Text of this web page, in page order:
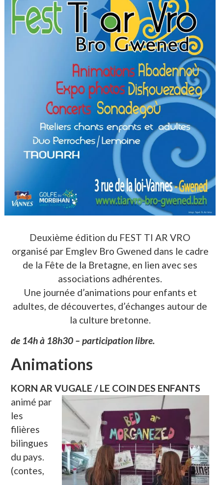
Deuxième édition du FEST TI AR VRO
organisé par Emglev Bro Gwened dans le cadre
de la Fête de la Bretagne, en lien avec ses
associations adhérentes.
Une journée d’animations pour enfants et
adultes, de découvertes, d’échanges autour de
la culture bretonne.
de 14h à 18h30 – participation libre.
Animations
KORN AR VUGALE / LE COIN DES ENFANTS
animé par
les
filières
bilingues
du pays.
(contes,